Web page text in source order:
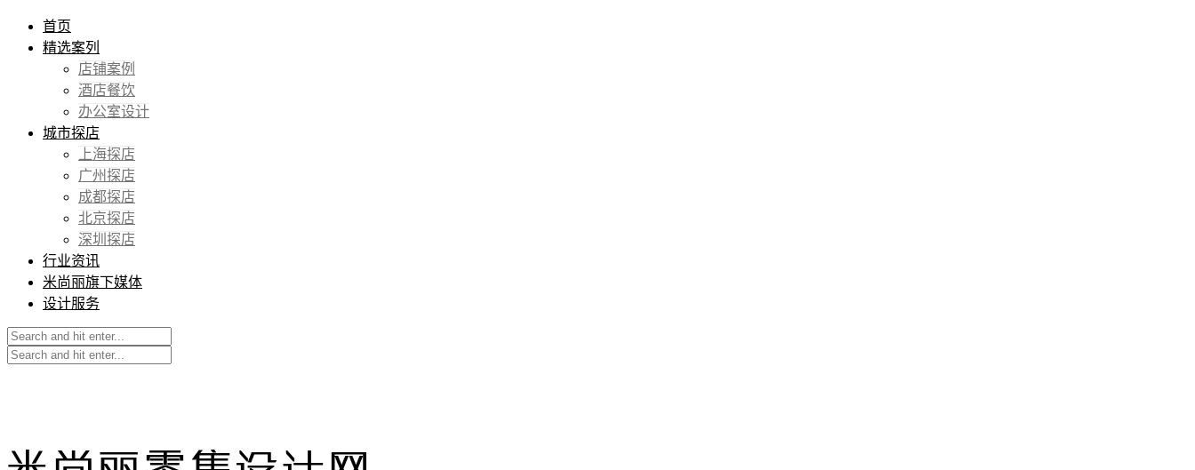
首页
精选案列
店铺案例
酒店餐饮
办公室设计
城市探店
上海探店
广州探店
成都探店
北京探店
深圳探店
行业资讯
米尚丽旗下媒体
设计服务